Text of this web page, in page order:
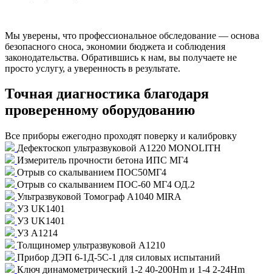
Мы уверены, что профессиональное обследование — основа
безопасного сноса, экономии бюджета и соблюдения
законодательства. Обратившись к нам, вы получаете не
просто услугу, а уверенность в результате.
Точная диагностика благодаря
проверенному оборудованию
Все приборы ежегодно проходят поверку и калибровку
Дефектоскоп ультразвуковой А1220 MONOLITH
Измеритель прочности бетона ИПС МГ4
Отрыв со скалыванием ПОС50МГ4
Отрыв со скалыванием ПОС-60 МГ4 ОД.2
Ультразвуковой Томограф A1040 MIRA
УЗ UK1401
УЗ UK1401
УЗ А1214
Толщиномер ультразвуковой А1210
Прибор ДЭП 6-1Д-5С-1 для силовых испытаний
Ключ динамометрический 1-2 40-200Нm и 1-4 2-24Hm